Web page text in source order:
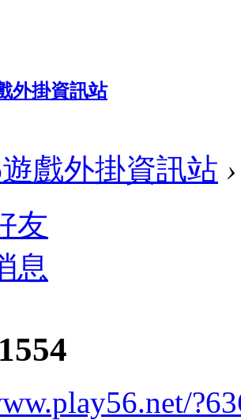
戲外掛資訊站 ›
友
息